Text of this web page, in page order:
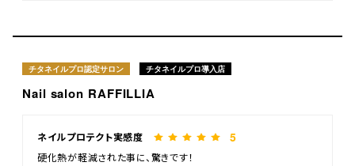
チタネイルプロ認定サロン チタネイルプロ導入店
Nail salon RAFFILLIA
ネイルプロテクト実感度 5
硬化熱が軽減された事に、驚きです！